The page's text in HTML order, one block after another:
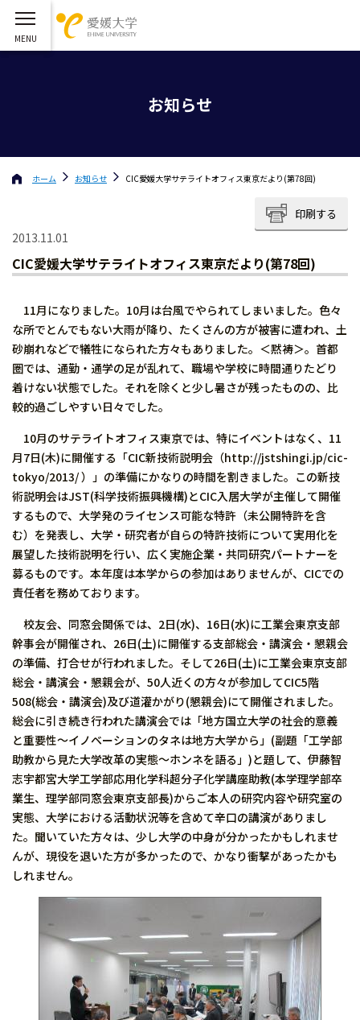
お知らせ
ホーム お知らせ CIC愛媛大学サテライトオフィス東京だより(第78回)
印刷する
2013.11.01
CIC愛媛大学サテライトオフィス東京だより(第78回)
11月になりました。10月は台風でやられてしまいました。色々
な所でとんでもない大雨が降り、たくさんの方が被害に遭われ、土
砂崩れなどで犠牲になられた方々もありました。＜黙祷＞。首都
圏では、通勤・通学の足が乱れて、職場や学校に時間通りたどり
着けない状態でした。それを除くと少し暑さが残ったものの、比
較的過ごしやすい日々でした。
10月のサテライトオフィス東京では、特にイベントはなく、11
月7日(木)に開催する「CIC新技術説明会（http://jstshingi.jp/cic-
tokyo/2013/ ）」の準備にかなりの時間を割きました。この新技
術説明会はJST(科学技術振興機構)とCIC入居大学が主催して開催
するもので、大学発のライセンス可能な特許（未公開特許を含
む）を発表し、大学・研究者が自らの特許技術について実用化を
展望した技術説明を行い、広く実施企業・共同研究パートナーを
募るものです。本年度は本学からの参加はありませんが、CICでの
責任者を務めております。
校友会、同窓会関係では、2日(水)、16日(水)に工業会東京支部
幹事会が開催され、26日(土)に開催する支部総会・講演会・懇親会
の準備、打合せが行われました。そして26日(土)に工業会東京支部
総会・講演会・懇親会が、50人近くの方々が参加してCIC5階
508(総会・講演会)及び道灌かがり(懇親会)にて開催されました。
総会に引き続き行われた講演会では「地方国立大学の社会的意義
と重要性〜イノベーションのタネは地方大学から」(副題「工学部
助教から見た大学改革の実態〜ホンネを語る」)と題して、伊藤智
志宇都宮大学工学部応用化学科超分子化学講座助教(本学理学部卒
業生、理学部同窓会東京支部長)からご本人の研究内容や研究室の
実態、大学における活動状況等を含めて辛口の講演がありまし
た。聞いていた方々は、少し大学の中身が分かったかもしれませ
んが、現役を退いた方が多かったので、かなり衝撃があったかも
しれません。